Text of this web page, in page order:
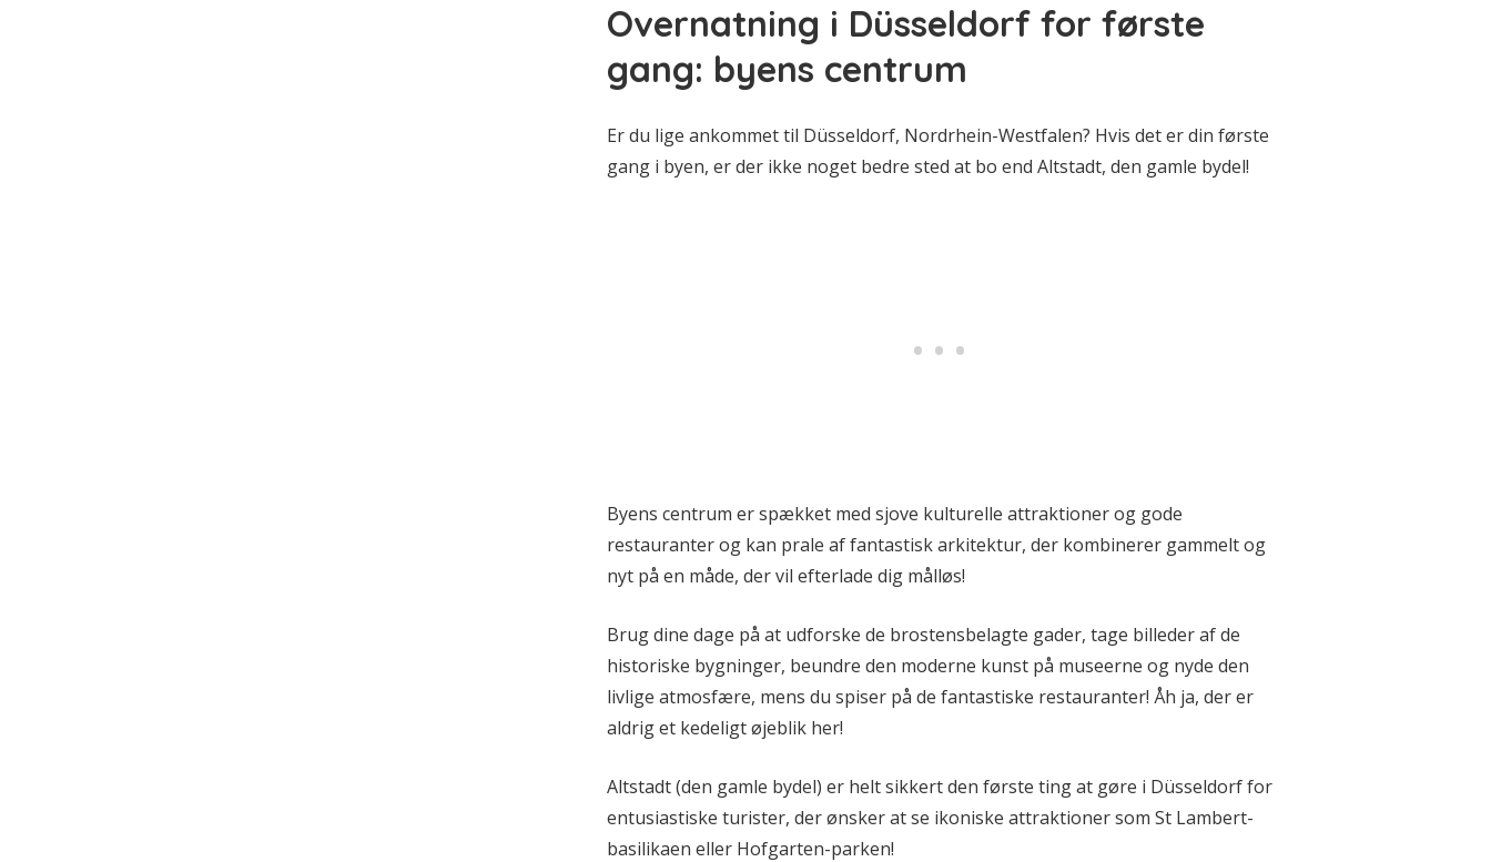
Overnatning i Düsseldorf for første
gang: byens centrum
Er du lige ankommet til Düsseldorf, Nordrhein-Westfalen? Hvis det er din første
gang i byen, er der ikke noget bedre sted at bo end Altstadt, den gamle bydel!
Byens centrum er spækket med sjove kulturelle attraktioner og gode
restauranter og kan prale af fantastisk arkitektur, der kombinerer gammelt og
nyt på en måde, der vil efterlade dig målløs!
Brug dine dage på at udforske de brostensbelagte gader, tage billeder af de
historiske bygninger, beundre den moderne kunst på museerne og nyde den
livlige atmosfære, mens du spiser på de fantastiske restauranter! Åh ja, der er
aldrig et kedeligt øjeblik her!
Altstadt (den gamle bydel) er helt sikkert den første ting at gøre i Düsseldorf for
entusiastiske turister, der ønsker at se ikoniske attraktioner som St Lambert-
basilikaen eller Hofgarten-parken!